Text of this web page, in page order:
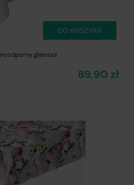
glamour
89,90 zł
DO KOSZYKA